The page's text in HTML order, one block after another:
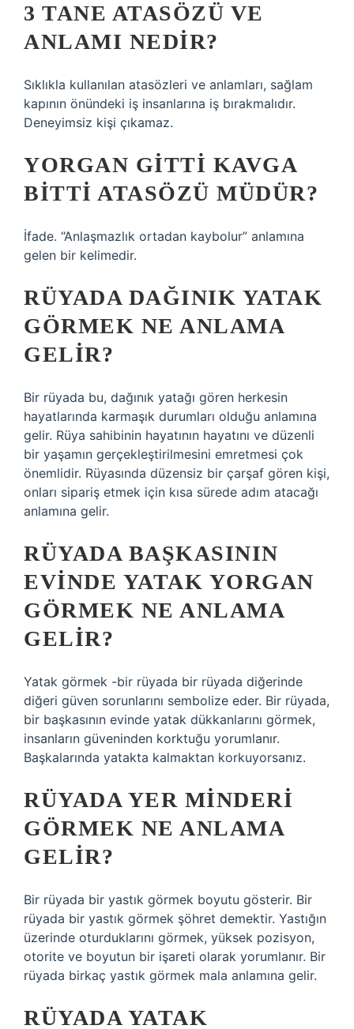
3 TANE ATASÖZÜ VE
ANLAMI NEDIR?
Sıklıkla kullanılan atasözleri ve anlamları, sağlam
kapının önündeki iş insanlarına iş bırakmalıdır.
Deneyimsiz kişi çıkamaz.
YORGAN GITTI KAVGA
BITTI ATASÖZÜ MÜDÜR?
İfade. “Anlaşmazlık ortadan kaybolur” anlamına
gelen bir kelimedir.
RÜYADA DAĞINIK YATAK
GÖRMEK NE ANLAMA
GELIR?
Bir rüyada bu, dağınık yatağı gören herkesin
hayatlarında karmaşık durumları olduğu anlamına
gelir. Rüya sahibinin hayatının hayatını ve düzenli
bir yaşamın gerçekleştirilmesini emretmesi çok
önemlidir. Rüyasında düzensiz bir çarşaf gören kişi,
onları sipariş etmek için kısa sürede adım atacağı
anlamına gelir.
RÜYADA BAŞKASININ
EVINDE YATAK YORGAN
GÖRMEK NE ANLAMA
GELIR?
Yatak görmek -bir rüyada bir rüyada diğerinde
diğeri güven sorunlarını sembolize eder. Bir rüyada,
bir başkasının evinde yatak dükkanlarını görmek,
insanların güveninden korktuğu yorumlanır.
Başkalarında yatakta kalmaktan korkuyorsanız.
RÜYADA YER MINDERI
GÖRMEK NE ANLAMA
GELIR?
Bir rüyada bir yastık görmek boyutu gösterir. Bir
rüyada bir yastık görmek şöhret demektir. Yastığın
üzerinde oturduklarını görmek, yüksek pozisyon,
otorite ve boyutun bir işareti olarak yorumlanır. Bir
rüyada birkaç yastık görmek mala anlamına gelir.
RÜYADA YATAK